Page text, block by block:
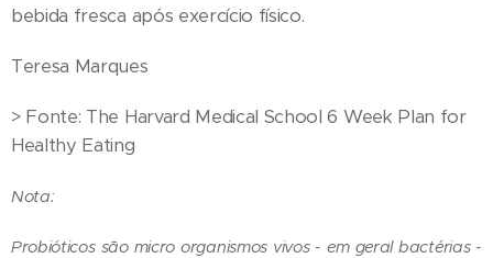
bebida fresca após exercício físico.
Teresa Marques
> Fonte: The Harvard Medical School 6 Week Plan for
Healthy Eating
Nota:
Probióticos são micro organismos vivos - em geral bactérias -